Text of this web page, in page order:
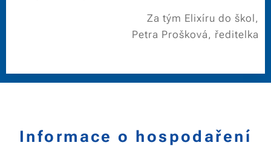
Za tým Elixíru do škol,
Petra Prošková, ředitelka
Informace o hospodaření